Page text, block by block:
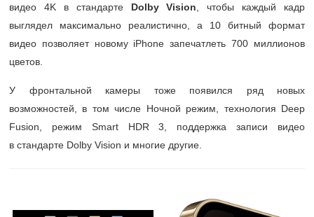
видео 4K в стандарте Dolby Vision , чтобы каждый кадр
выглядел максимально реалистично, а 10 битный формат
видео позволяет новому iPhone запечатлеть 700 миллионов
цветов.
У фронтальной камеры тоже появился ряд новых
возможностей, в том числе Ночной режим, технология Deep
Fusion, режим Smart HDR 3, поддержка записи видео
в стандарте Dolby Vision и многие другие.